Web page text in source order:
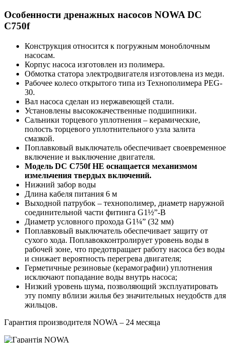
Особенности дренажных насосов NOWA DC
C750f
Конструкция относится к погружным моноблочным
насосам.
Корпус насоса изготовлен из полимера.
Обмотка статора электродвигателя изготовлена ​​из меди.
Рабочее колесо открытого типа из Технополимера PEG-
30.
Вал насоса сделан из нержавеющей стали.
Установлены высококачественные подшипники.
Сальники торцевого уплотнения – керамические,
полость торцевого уплотнительного узла залита
смазкой.
Поплавковый выключатель обеспечивает своевременное
включение и выключение двигателя.
Модель DC C750f НЕ оснащается механизмом
измельчения твердых включений.
Нижний забор воды
Длина кабеля питания 6 м
Выходной патрубок – технополимер, диаметр наружной
соединительной части фитинга G1½”-B
Диаметр условного прохода G1¼” (32 мм)
Поплавковый выключатель обеспечивает защиту от
сухого хода. Поплавокконтролирует уровень воды в
рабочей зоне, что предотвращает работу насоса без воды
и снижает вероятность перегрева двигателя;
Герметичные резиновые (керамографии) уплотнения
исключают попадание воды внутрь насоса;
Низкий уровень шума, позволяющий эксплуатировать
эту помпу вблизи жилья без значительных неудобств для
жильцов.
Гарантия производителя NOWA – 24 месяца